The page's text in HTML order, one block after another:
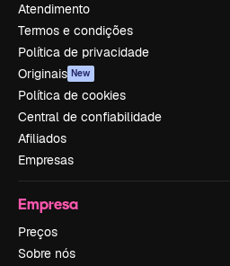
Atendimento
Termos e condições
Política de privacidade
Originais New
Política de cookies
Central de confiabilidade
Afiliados
Empresas
Empresa
Preços
Sobre nós